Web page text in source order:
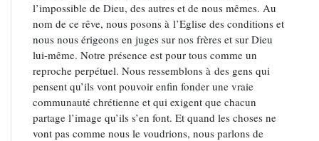
l’impossible de Dieu, des autres et de nous mêmes. Au
nom de ce rêve, nous posons à l’Eglise des conditions et
nous nous érigeons en juges sur nos frères et sur Dieu
lui-même. Notre présence est pour tous comme un
reproche perpétuel. Nous ressemblons à des gens qui
pensent qu’ils vont pouvoir enfin fonder une vraie
communauté chrétienne et qui exigent que chacun
partage l’image qu’ils s’en font. Et quand les choses ne
vont pas comme nous le voudrions, nous parlons de